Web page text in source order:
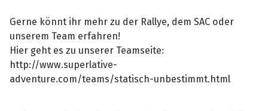
Gerne könnt ihr mehr zu der Rallye, dem SAC oder
unserem Team erfahren!
Hier geht es zu unserer Teamseite:
http://www.superlative-
adventure.com/teams/statisch-unbestimmt.html